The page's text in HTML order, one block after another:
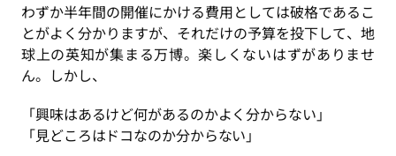
わずか半年間の開催にかける費用としては破格であるこ
とがよく分かりますが、それだけの予算を投下して、地
球上の英知が集まる万博。楽しくないはずがありませ
ん。しかし、
「興味はあるけど何があるのかよく分からない」
「見どころはドコなのか分からない」